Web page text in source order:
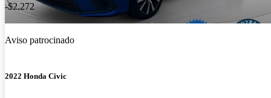
-$2,272
Aviso patrocinado
2022 Honda Civic